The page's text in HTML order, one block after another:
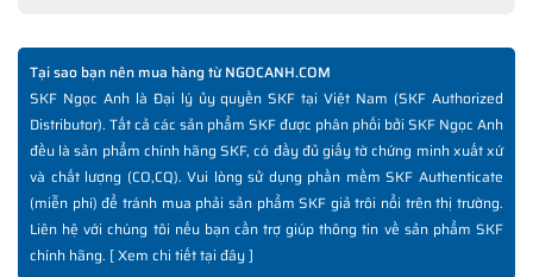
Tại sao bạn nên mua hàng từ NGOCANH.COM
SKF Ngọc Anh là Đại lý ủy quyền SKF tại Việt Nam (SKF Authorized
Distributor). Tất cả các sản phẩm SKF được phân phối bởi SKF Ngọc Anh
đều là sản phẩm chính hãng SKF, có đầy đủ giấy tờ chứng minh xuất xứ
và chất lượng (CO,CQ). Vui lòng sử dụng phần mềm SKF Authenticate
(miễn phí) để tránh mua phải sản phẩm SKF giả trôi nổi trên thị trường.
Liên hệ với chúng tôi nếu bạn cần trợ giúp thông tin về sản phẩm SKF
chính hãng. [Xem chi tiết tại đây]